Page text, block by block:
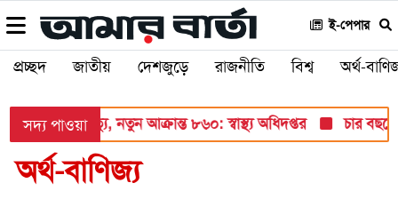
ই-পেপার
প্রচ্ছদ জাতীয় দেশজুড়ে রাজনীতি বিশ্ব অর্থ-
সদ্য পাওয়া
৬ শিশুর মৃত্যু, নতুন আক্রান্ত ৮৬০: স্বাস্থ্য অধিদপ্তর চার বছরে
অর্থ-বাণিজ্য